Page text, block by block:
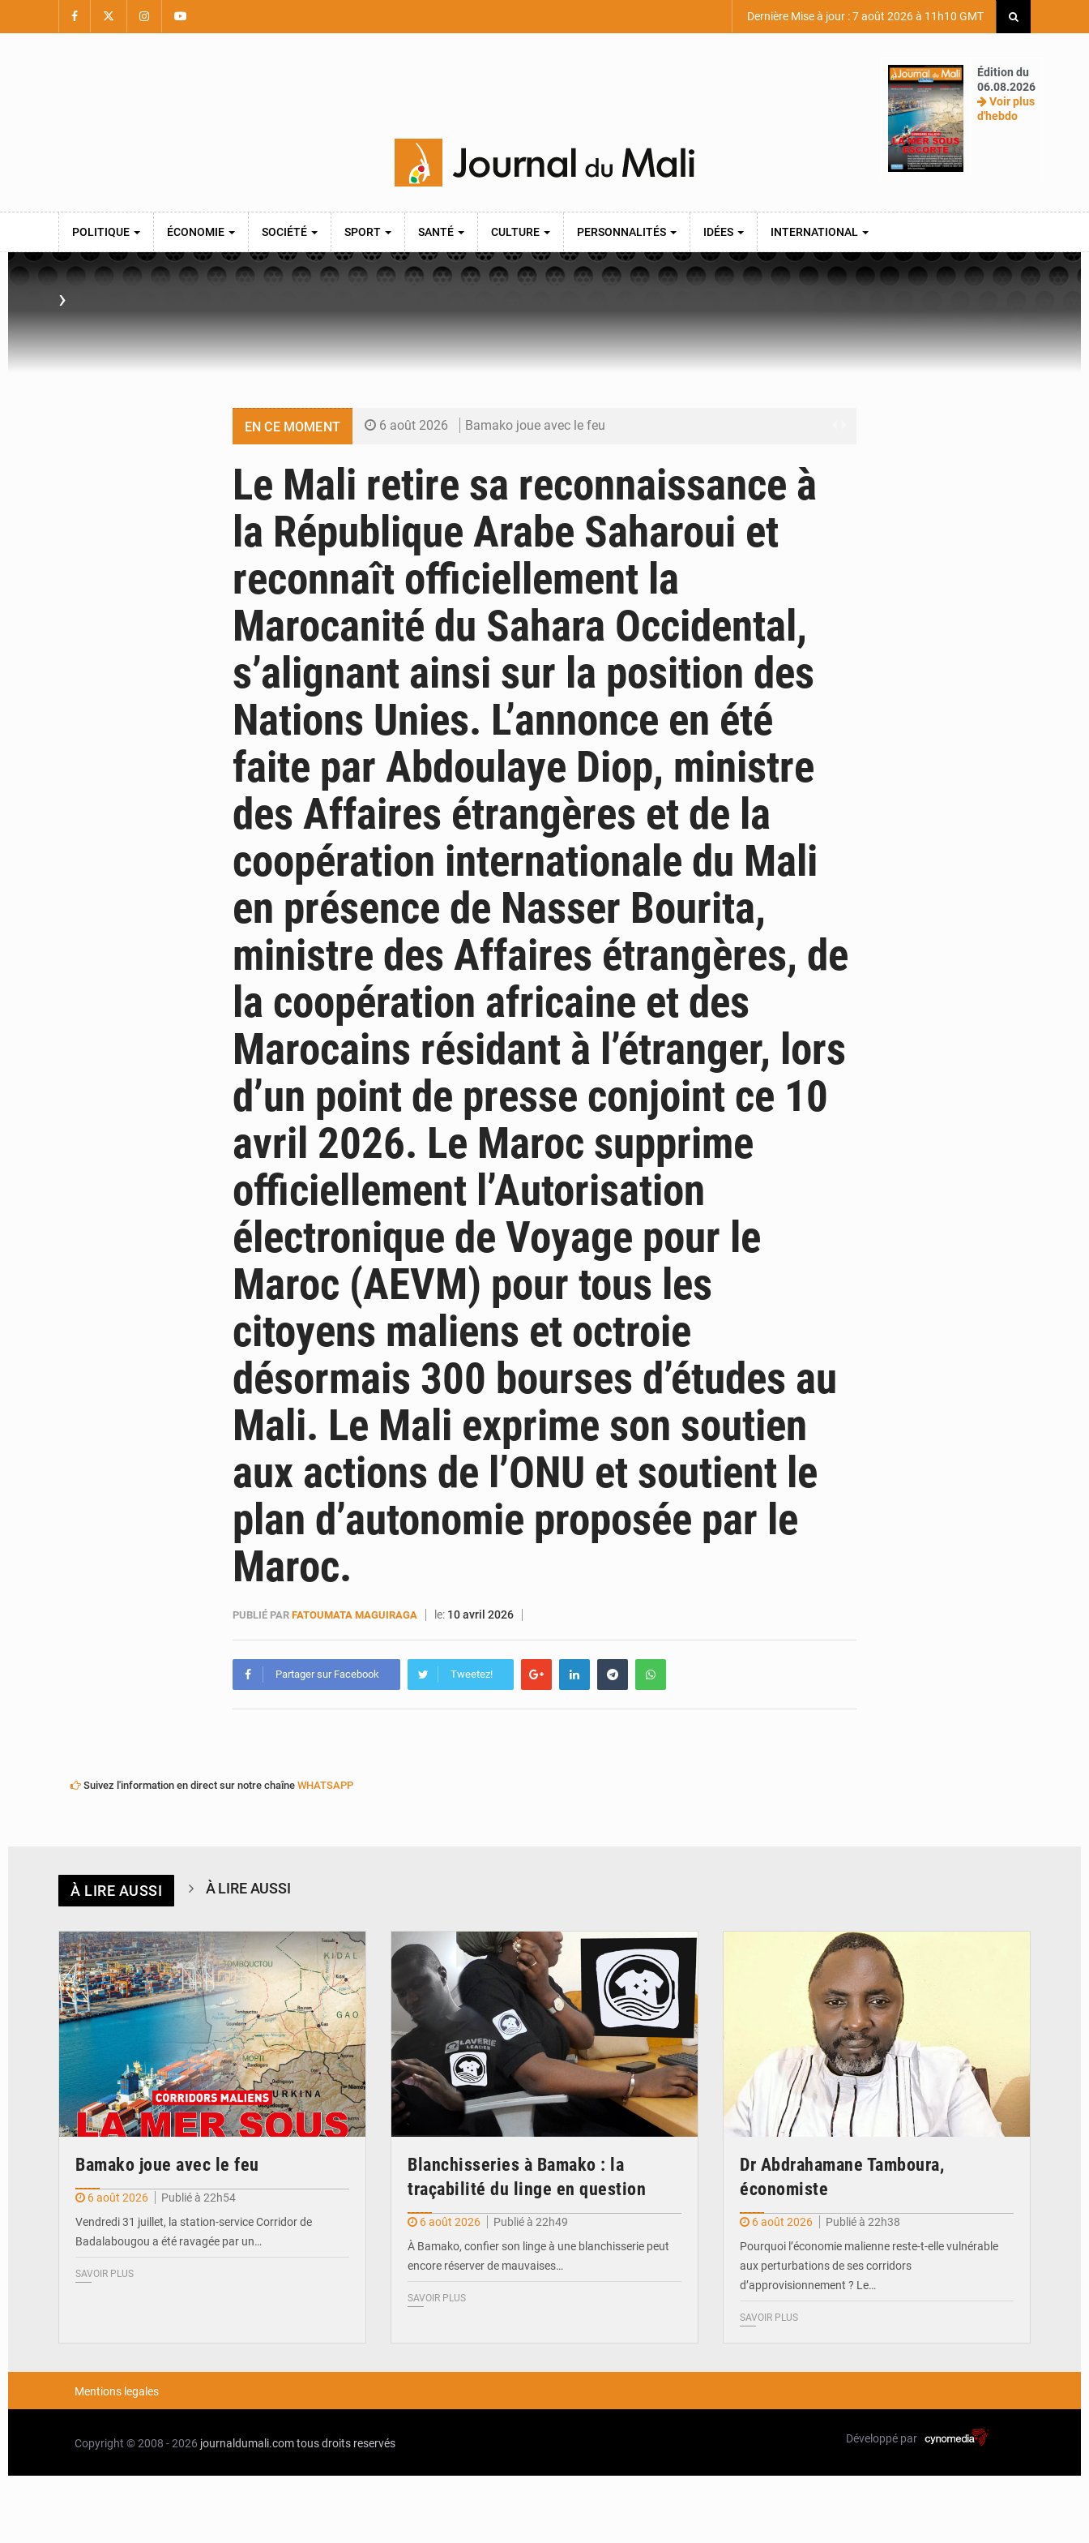
Dernière Mise à jour : 7 août 2026 à 11h10 GMT
Édition du
06.08.2026
Voir plus
d'hebdo
POLITIQUE ÉCONOMIE SOCIÉTÉ SPORT SANTÉ CULTURE PERSONNALITÉS IDÉES INTERNATIONAL
›
EN CE MOMENT 6 août 2026 Bamako joue avec le feu
6 août 2026 Dr Abdrahamane Tamboura, économiste
6 août 2026 Ports ouest-africains : la bataille du fret sahélien
6 août 2026 AfroBasket U18 : Le Mali défend sa double couronne à Abidjan
Le Mali retire sa reconnaissance à
la République Arabe Saharoui et
reconnaît officiellement la
Marocanité du Sahara Occidental,
s’alignant ainsi sur la position des
Nations Unies. L’annonce en été
faite par Abdoulaye Diop, ministre
des Affaires étrangères et de la
coopération internationale du Mali
en présence de Nasser Bourita,
ministre des Affaires étrangères, de
la coopération africaine et des
Marocains résidant à l’étranger, lors
d’un point de presse conjoint ce 10
avril 2026. Le Maroc supprime
officiellement l’Autorisation
électronique de Voyage pour le
Maroc (AEVM) pour tous les
citoyens maliens et octroie
désormais 300 bourses d’études au
Mali. Le Mali exprime son soutien
aux actions de l’ONU et soutient le
plan d’autonomie proposée par le
Maroc.
PUBLIÉ PAR FATOUMATA MAGUIRAGA le: 10 avril 2026
Partager sur Facebook Tweetez!
Suivez l'information en direct sur notre chaîne WHATSAPP
À LIRE AUSSI À LIRE AUSSI
© JDM
Bamako joue avec le feu
6 août 2026
Publié à 22h54
Vendredi 31 juillet, la station-service Corridor de
Badalabougou a été ravagée par un…
SAVOIR PLUS
Blanchisseries à Bamako : la
traçabilité du linge en question
6 août 2026
Publié à 22h49
À Bamako, confier son linge à une blanchisserie peut
encore réserver de mauvaises…
SAVOIR PLUS
Dr Abdrahamane Tamboura,
économiste
6 août 2026
Publié à 22h38
Pourquoi l’économie malienne reste-t-elle vulnérable
aux perturbations de ses corridors
d’approvisionnement ? Le…
SAVOIR PLUS
Mentions legales
Copyright © 2008 - 2026 journaldumali.comtous droits reservés Développé par